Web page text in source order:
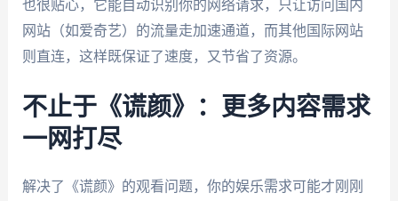
也很贴心，它能自动识别你的网络请求，只让访问国内
网站（如爱奇艺）的流量走加速通道，而其他国际网站
则直连，这样既保证了速度，又节省了资源。
不止于《谎颜》：更多内容需求
一网打尽
解决了《谎颜》的观看问题，你的娱乐需求可能才刚刚